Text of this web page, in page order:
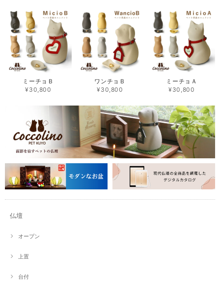
ミーチョＢ
¥30,800
ワンチョＢ
¥30,800
ミーチョＡ
¥30,800
仏壇
オープン
上置
台付